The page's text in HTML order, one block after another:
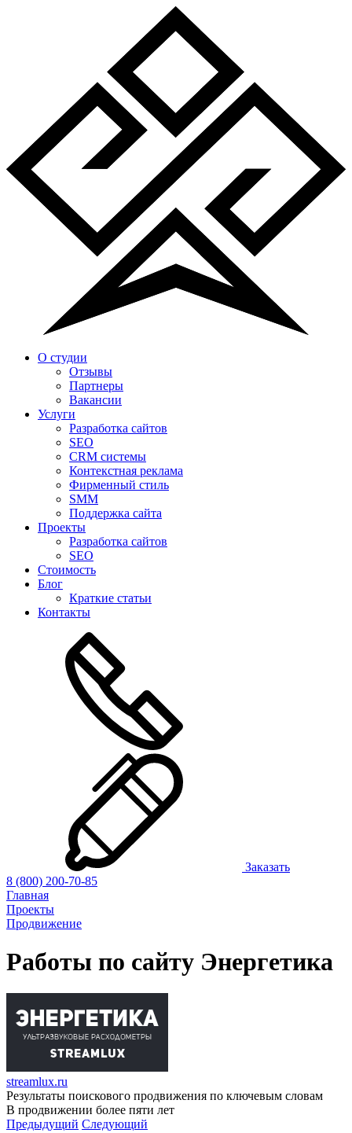
О студии
Отзывы
Партнеры
Вакансии
Услуги
Разработка сайтов
SEO
CRM системы
Контекстная реклама
Фирменный стиль
SMM
Поддержка сайта
Проекты
Разработка сайтов
SEO
Стоимость
Блог
Краткие статьи
Контакты
Заказать
8 (800) 200-70-85
Главная
Проекты
Продвижение
Работы по сайту Энергетика
streamlux.ru
Результаты поискового продвижения по ключевым словам
В продвижении более пяти лет
Предыдущий Следующий